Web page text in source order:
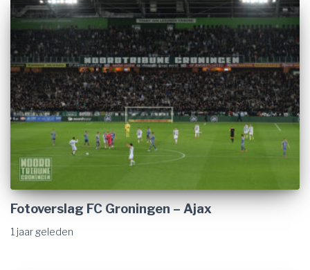
Fotoverslag FC Groningen – Ajax
1 jaar geleden